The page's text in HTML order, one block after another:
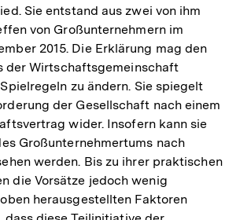
Sie entstand aus zwei von ihm
von Großunternehmern im
2015. Die Erklärung mag den
der Wirtschaftsgemeinschaft
zu ändern. Sie spiegelt
der Gesellschaft nach einem
wider. Insofern kann sie
Großunternehmertums nach
werden. Bis zu ihrer praktischen
die Vorsätze jedoch wenig
herausgestellten Faktoren